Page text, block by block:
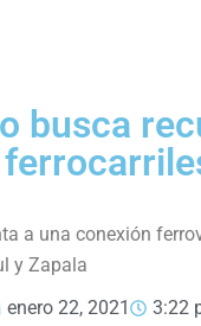
busca
a una conexión
y Zapala
enero 22, 2021 3:22